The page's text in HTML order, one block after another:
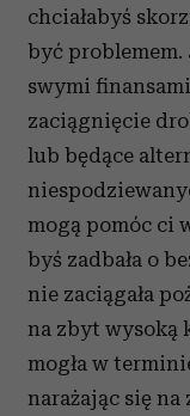
chciałabyś
być
swymi
zaciągnięcie
lub będące
mogą pomóc ci
byś zadbała o
nie zaciągała
na zbyt wysoką
mogła w
narażając się